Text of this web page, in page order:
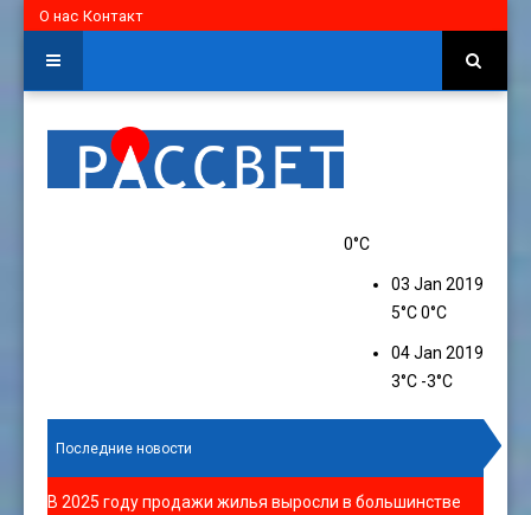
О нас Контакт
0°C
03 Jan 2019
5°C0°C
04 Jan 2019
3°C -3°C
Последние новости
В 2025 году продажи жилья выросли в большинстве